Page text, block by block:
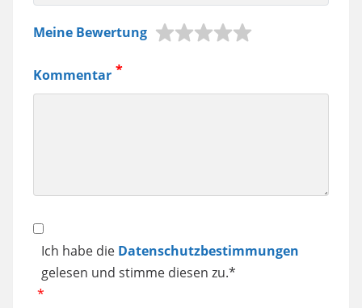
Jura
Kaffeemaschine,
Samsung
Meine Bewertung
Kommentar
Datenschutz
Ich habe die Datenschutzbestimmungen
gelesen und stimme diesen zu.*